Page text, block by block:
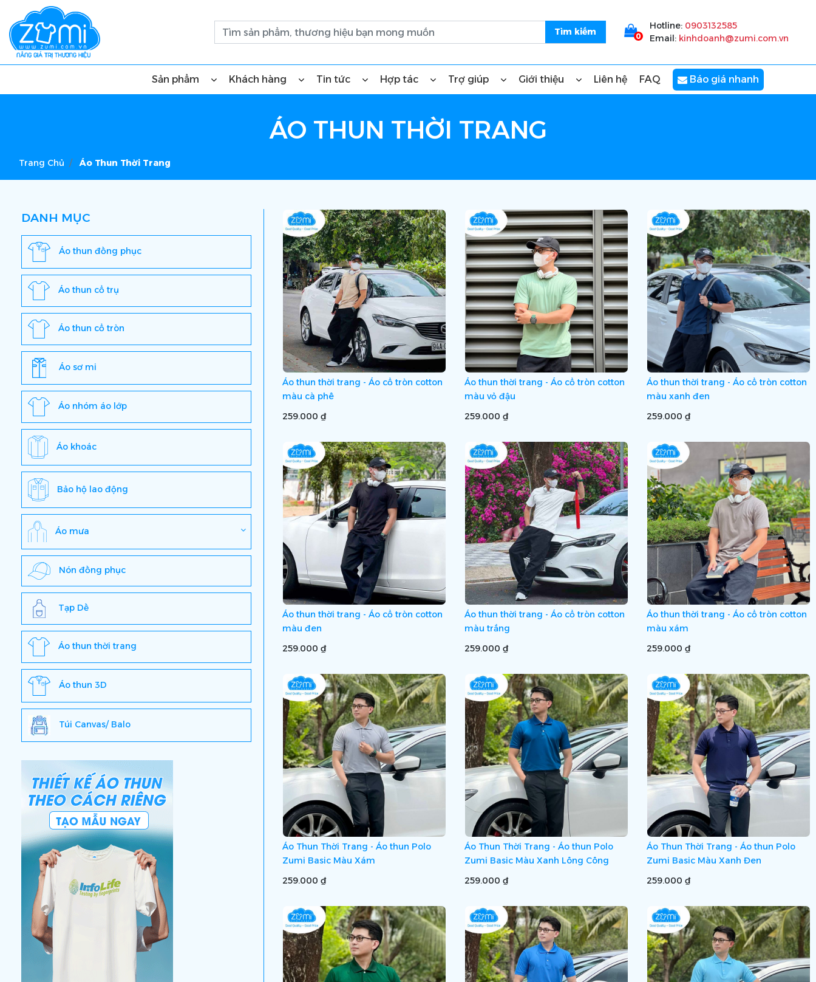
0
Hotline: 0903132585
Email: kinhdoanh@zumi.com.vn
Sản phẩm Khách hàng Tin tức Hợp tác Trợ giúp Giới thiệu Liên hệ FAQ Báo giá nhanh
ÁO THUN THỜI TRANG
Trang Chủ Áo Thun Thời Trang
DANH MỤC
Áo thun đồng phục
Áo thun cổ trụ
Áo thun cổ tròn
Áo sơ mi
Áo nhóm áo lớp
Áo khoác
Bảo hộ lao động
Áo mưa
Nón đồng phục
Tạp Dề
Áo thun thời trang
Áo thun 3D
Túi Canvas/ Balo
Áo thun thời trang - Áo cổ tròn cotton
màu cà phê
259.000 ₫
Áo thun thời trang - Áo cổ tròn cotton
màu vỏ đậu
259.000 ₫
Áo thun thời trang - Áo cổ tròn cotton
màu xanh đen
259.000 ₫
Áo thun thời trang - Áo cổ tròn cotton
màu đen
259.000 ₫
Áo thun thời trang - Áo cổ tròn cotton
màu trắng
259.000 ₫
Áo thun thời trang - Áo cổ tròn cotton
màu xám
259.000 ₫
Áo Thun Thời Trang - Áo thun Polo
Zumi Basic Màu Xám
259.000 ₫
Áo Thun Thời Trang - Áo thun Polo
Zumi Basic Màu Xanh Lông Công
259.000 ₫
Áo Thun Thời Trang - Áo thun Polo
Zumi Basic Màu Xanh Đen
259.000 ₫